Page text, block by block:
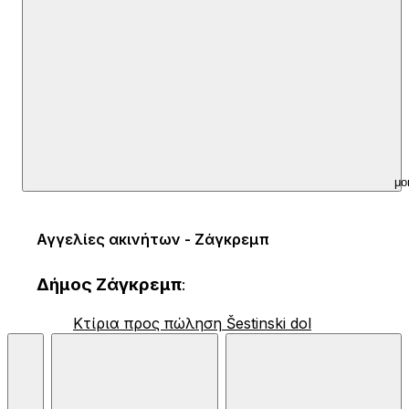
Αγγελίες ακινήτων - Ζάγκρεμπ
Δήμος Ζάγκρεμπ:
Κτίρια προς πώληση Šestinski dol